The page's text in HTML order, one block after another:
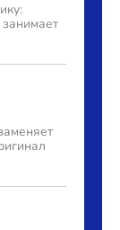
занимает